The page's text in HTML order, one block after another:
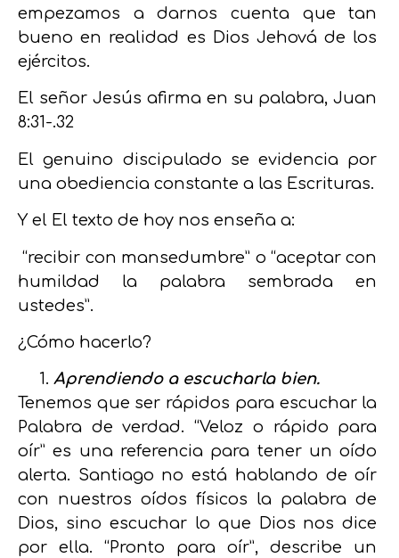
empezamos a darnos cuenta que tan
bueno en realidad es Dios Jehová de los
ejércitos.
El señor Jesús afirma en su palabra, Juan
8:31-.32
El genuino discipulado se evidencia por
una obediencia constante a las Escrituras.
Y el El texto de hoy nos enseña a:
“recibir con mansedumbre” o “aceptar con
humildad la palabra sembrada en
ustedes”.
¿Cómo hacerlo?
Aprendiendo a escucharla bien.
Tenemos que ser rápidos para escuchar la
Palabra de verdad. “Veloz o rápido para
oír” es una referencia para tener un oído
alerta. Santiago no está hablando de oír
con nuestros oídos físicos la palabra de
Dios, sino escuchar lo que Dios nos dice
por ella. “Pronto para oír”, describe un